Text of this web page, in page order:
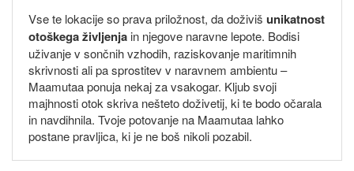
Vse te lokacije so prava priložnost, da doživiš unikatnost
otoškega življenja in njegove naravne lepote. Bodisi
uživanje v sončnih vzhodih, raziskovanje maritimnih
skrivnosti ali pa sprostitev v naravnem ambientu –
Maamutaa ponuja nekaj za vsakogar. Kljub svoji
majhnosti otok skriva nešteto doživetij, ki te bodo očarala
in navdihnila. Tvoje potovanje na Maamutaa lahko
postane pravljica, ki je ne boš nikoli pozabil.